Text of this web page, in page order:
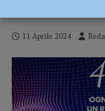
11 Aprile 2024